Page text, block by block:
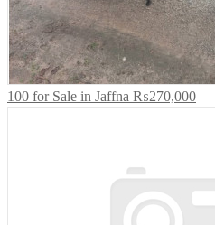
100 for Sale in Jaffna ₨270,000